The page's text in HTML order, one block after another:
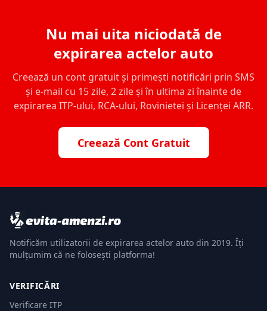
Nu mai uita niciodată de
expirarea actelor auto
Creează un cont gratuit și primești notificări prin SMS
și e-mail cu 15 zile, 2 zile și în ultima zi înainte de
expirarea ITP-ului, RCA-ului, Rovinietei și Licenței ARR.
Creează Cont Gratuit
Notificăm utilizatorii de expirarea actelor auto din 2019. Îți
mulțumim că ne folosești platforma!
VERIFICĂRI
Verificare ITP